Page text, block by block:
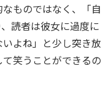
ものではなく、「自
読者は彼女に過度に
よね」と少し突き放
笑うことができるの